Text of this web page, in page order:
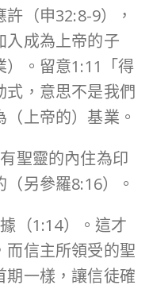
（申32:8-9），
入成為上帝的子
）。留意1:11「得
式，意思不是我們
上帝的）基業。
聖靈的內住為印
另參羅8:16）。
（1:14）。這才
而信主所領受的聖
期一樣，讓信徒確